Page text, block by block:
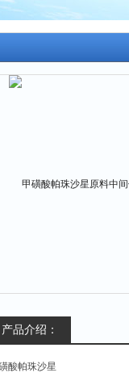
产品介绍：
酸帕珠沙星